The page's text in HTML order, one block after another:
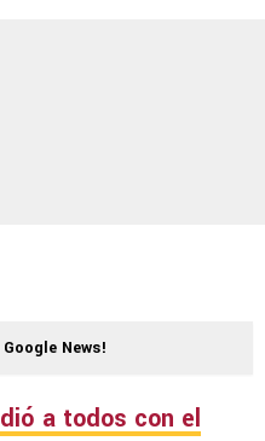
Google News!
a todos con el